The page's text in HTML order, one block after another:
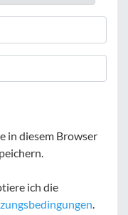
in diesem Browser
ich die